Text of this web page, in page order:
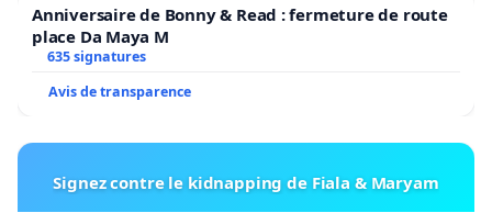
Anniversaire de Bonny & Read : fermeture de route
place Da Maya M
635 signatures
Avis de transparence
Signez contre le kidnapping de Fiala & Maryam